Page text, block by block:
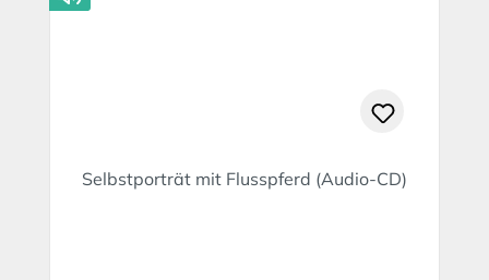
Selbstporträt mit Flusspferd (Audio-CD)